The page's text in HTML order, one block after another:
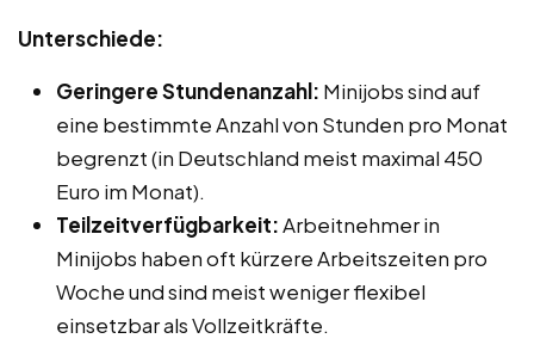
Unterschiede:
Geringere Stundenanzahl: Minijobs sind auf
eine bestimmte Anzahl von Stunden pro Monat
begrenzt (in Deutschland meist maximal 450
Euro im Monat).
Teilzeitverfügbarkeit:Arbeitnehmer in
Minijobs haben oft kürzere Arbeitszeiten pro
Woche und sind meist weniger flexibel
einsetzbar als Vollzeitkräfte.